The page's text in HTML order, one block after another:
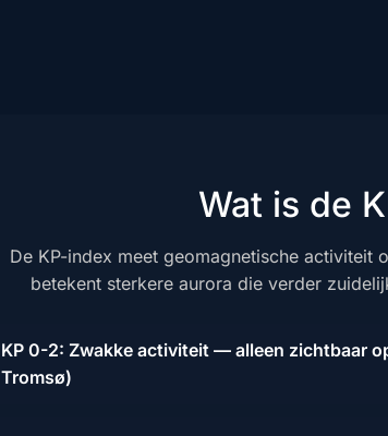
Wat is de
De KP-index meet geomagnetische activiteit
betekent sterkere aurora die verder
KP 0-2: Zwakke activiteit — alleen zichtbaar
Tromsø)